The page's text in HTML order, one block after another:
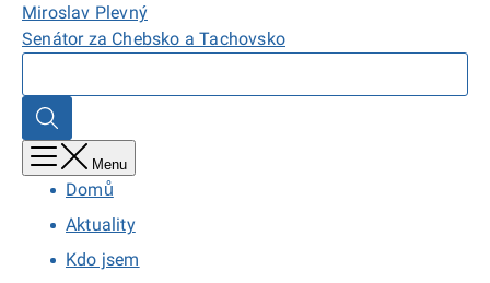
Přejít
obsahu
Domů,
Miroslav
Miroslav Plevný
Senátor za Chebsko a Tachovsko
Hledat
Menu
Domů
Aktuality
Kdo jsem